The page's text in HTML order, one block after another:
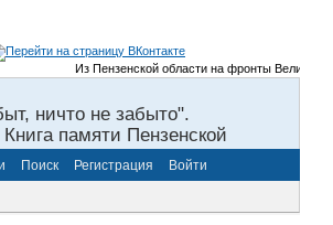
Из Пензенской области на фронты Великой
ничто не забыто".
памяти Пензенской
Поиск Регистрация Войти